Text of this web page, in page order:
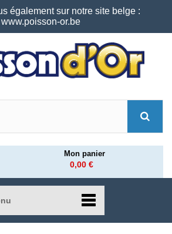
également sur notre site belge :
www.poisson-or.be
Mon panier
0,00 €